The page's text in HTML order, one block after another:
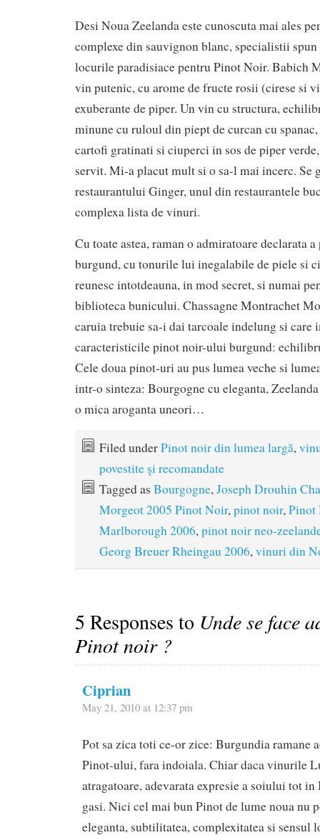
Desi Noua Zeelanda este cunoscuta mai ales
complexe din sauvignon blanc, specialistii
locurile paradisiace pentru Pinot Noir. Babich
vin putenic, cu arome de fructe rosii (cirese si
exuberante de piper. Un vin cu structura,
minune cu ruloul din piept de curcan cu
cartofi gratinati si ciuperci in sos de piper
servit. Mi-a placut mult si o sa-l mai incerc. Se
restaurantului Ginger, unul din restaurantele
complexa lista de vinuri.
Cu toate astea, raman o admiratoare declarata
burgund, cu tonurile lui inegalabile de piele si
reunesc intotdeauna, in mod secret, si numai
biblioteca bunicului. Chassagne Montrachet
caruia trebuie sa-i dai tarcoale indelung si care
caracteristicile pinot noir-ului burgund:
Cele doua pinot-uri au pus lumea veche si
intr-o sinteza: Bourgogne cu eleganta,
o mica aroganta uneori…
Filed underPinot noir din lumea largă,
povestite şi recomandate
Tagged as Bourgogne,Joseph Drouhin
Morgeot 2005 Pinot Noir,pinot noir,Pinot
Marlborough 2006,pinot noir neo-
Georg Breuer Rheingau 2006,vinuri din
5 Responses to Unde se face
Pinot noir ?
Ciprian
May 21, 2010 at 12:37 pm
Pot sa zica toti ce-or zice: Burgundia ramane
Pinot-ului, fara indoiala. Chiar daca vinurile
atragatoare, adevarata expresie a soiului tot
gasi. Nici cel mai bun Pinot de lume noua nu
eleganta, subtilitatea, complexitatea si sensul